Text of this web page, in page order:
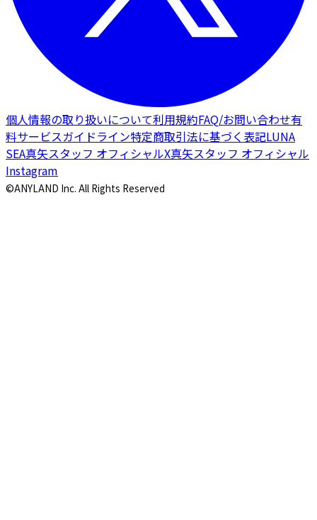
個人情報の取り扱いについて利用規約FAQ/お問い合わせ有
料サービスガイドライン特定商取引法に基づく表記LUNA
SEA真矢スタッフ オフィシャルX真矢スタッフ オフィシャル
Instagram
©ANYLAND Inc. All Rights Reserved